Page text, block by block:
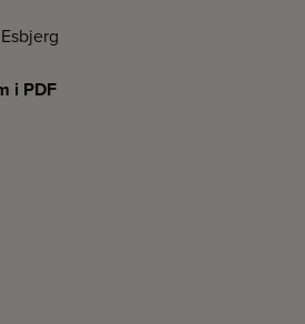
i PDF